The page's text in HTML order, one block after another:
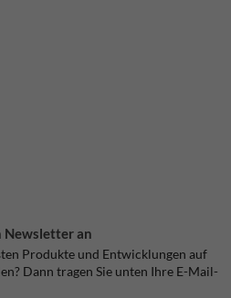
Newsletter an
Produkte und Entwicklungen auf
Dann tragen Sie unten Ihre E-Mail-